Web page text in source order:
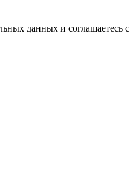
данных и соглашаетесь c